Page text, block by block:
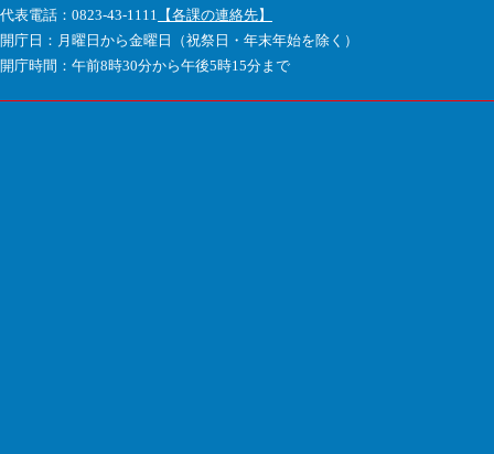
代表電話：0823-43-1111 【各課の連絡先】
開庁日：月曜日から金曜日（祝祭日・年末年始を除く）
開庁時間：午前8時30分から午後5時15分まで